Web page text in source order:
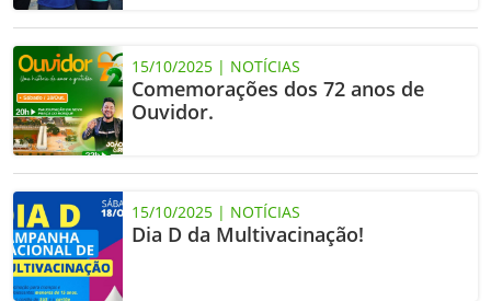
15/10/2025 | NOTÍCIAS
Comemorações dos 72 anos de
Ouvidor.
15/10/2025 | NOTÍCIAS
Dia D da Multivacinação!